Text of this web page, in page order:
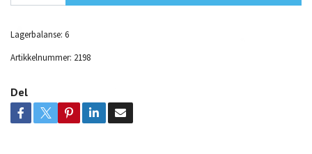
Lagerbalanse: 6
Artikkelnummer: 2198
Del